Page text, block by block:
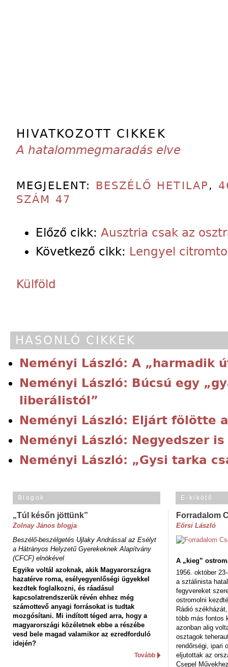
HIVATKOZOTT CIKKEK
A hatalommegmaradás elve
MEGJELENT: BESZÉLŐ HETILAP ,
SZÁM 47
Előző cikk: Ausztria csak az
Következő cikk: Lengyel
Külföld
HASONLÓ CIKKEK
Neményi László: A „harmadik
Neményi László: Búcsú egy
liberálistól”
Neményi László: Eljárt fölötte
Neményi László: Negyedszer is
Neményi László: „Gysi tarka
Blogok
„Túl későn jöttünk”
Zolnay János blogja
Beszélő-beszélgetés Ujlaky Andrással az Esélyt
a Hátrányos Helyzetű Gyerekeknek Alapítvány
(CFCF) elnökével
Egyike voltál azoknak, akik Magyarországra
hazatérve roma, esélyegyenlőségi ügyekkel
kezdtek foglalkozni, és ráadásul
kapcsolatrendszerük révén ehhez még
számottevő anyagi forrásokat is tudtak
mozgósítani. Mi indított téged arra, hogy a
magyarországi közéletnek ebbe a részébe
vesd bele magad valamikor az ezredforduló
idején?
Tovább
E-kikötő
Forradalom
Eörsi László
A „kieg”
1956. október
a sztálinista
fegyvereket
ostromolni
Rádió
több más fontos
azonban alig
osztagok
rendőrségi, ipari
eljutottak az
Csepel